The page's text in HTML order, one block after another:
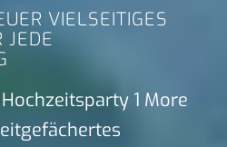
VIELSEITIGES
JEDE
1 More